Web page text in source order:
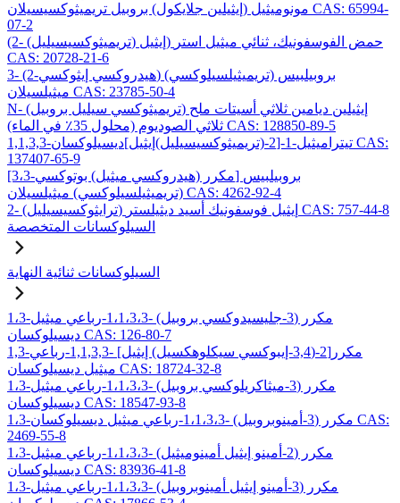
مونوميثيل (إيثيلين جلايكول) بروبيل تريميثوكسيسيلان CAS: 65994-
07-2
(2- (تريميثوكسيسيليل) إيثيل) حمض الفوسفونيك، ثنائي ميثيل استر
CAS: 20728-21-6
3- (2-هيدروكسي إيثوكسي) بروبيلبيس (تريميثيلسيلوكسي)
ميثيلسيلان CAS: 23785-50-4
N- (تريميثوكسي سيليل بروبيل) إيثيلين ديامين ثلاثي أسيتات ملح
ثلاثي الصوديوم (محلول 35٪ في الماء) CAS: 128850-89-5
1,1,3,3-تيتراميثيل-1-[2-(تريميثوكسيسيليل)إيثيل]ديسيلوكسان CAS:
137407-65-9
[3،3-مكرر (هيدروكسي ميثيل) بوتوكسي] بروبيلبيس
(تريميثيلسيلوكسي) ميثيلسيلان CAS: 4262-92-4
2- (ترايثوكسيسيليل) إيثيل فوسفونيك أسيد ديثيلستر CAS: 757-44-8
السيلوكسانات المتخصصة
السيلوكسانات ثنائية النهاية
1،3-مكرر (3-جليسيدوكسي بروبيل) -1،1،3،3-رباعي ميثيل
ديسيلوكسان CAS: 126-80-7
1,3-مكرر[2-(3,4-إيبوكسي سيكلوهكسيل) إيثيل] -1,1,3,3-رباعي
ميثيل ديسيلوكسان CAS: 18724-32-8
1،3-مكرر (3-ميثاكريلوكسي بروبيل) -1،1،3،3-رباعي ميثيل
ديسيلوكسان CAS: 18547-93-8
1،3-مكرر (3-أمينوبروبيل) -1،1،3،3-رباعي ميثيل ديسيلوكسان CAS:
2469-55-8
1،3-مكرر (2-أمينو إيثيل أمينوميثيل) -1،1،3،3-رباعي ميثيل
ديسيلوكسان CAS: 83936-41-8
1،3-مكرر (3-أمينو إيثيل أمينوبروبيل) -1،1،3،3-رباعي ميثيل